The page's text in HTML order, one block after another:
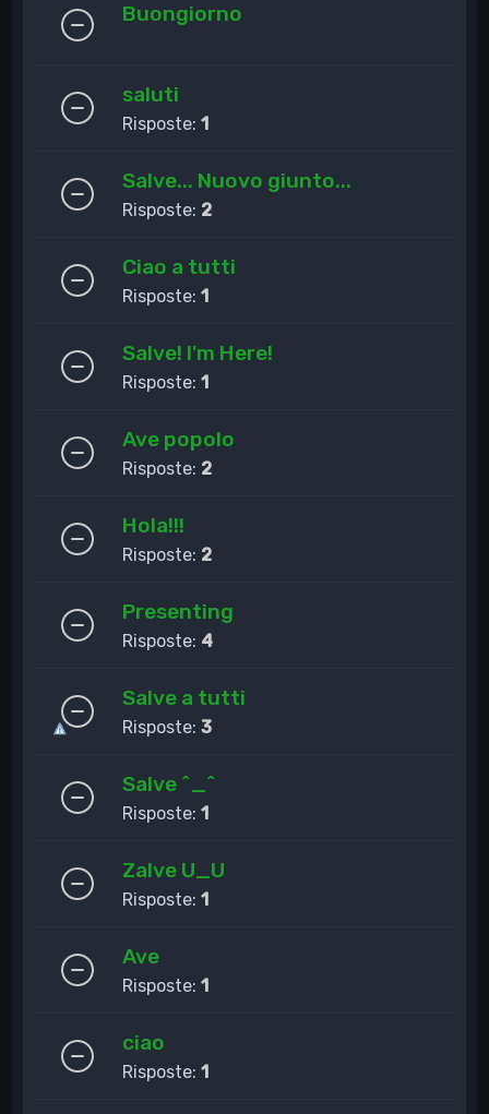
Buongiorno
saluti
Risposte:1
Salve... Nuovo giunto...
Risposte: 2
Ciao a tutti
Risposte:1
Salve! I'm Here!
Risposte:1
Ave popolo
Risposte: 2
Hola!!!
Risposte: 2
Presenting
Risposte: 4
Salve a tutti
Risposte:3
Salve ^_^
Risposte:1
Zalve U_U
Risposte:1
Ave
Risposte:1
ciao
Risposte:1